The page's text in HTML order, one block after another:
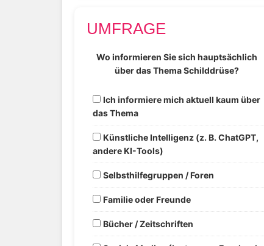
UMFRAGE
Wo informieren Sie sich hauptsächlich
über das Thema Schilddrüse?
Ich informiere mich aktuell kaum über
das Thema
Künstliche Intelligenz (z. B. ChatGPT,
andere KI-Tools)
Selbsthilfegruppen / Foren
Familie oder Freunde
Bücher / Zeitschriften